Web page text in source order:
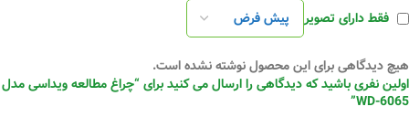
فقط دارای تصویر
هیچ دیدگاهی برای این محصول نوشته نشده است.
اولین نفری باشید که دیدگاهی را ارسال می کنید برای “چراغ مطالعه ویداسی مدل
WD-6065”